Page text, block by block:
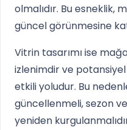
olmalıdır. Bu esneklik,
güncel görünmesine
Vitrin tasarımı ise
izlenimdir ve
etkili yoludur. Bu
güncellenmeli, sezon
yeniden